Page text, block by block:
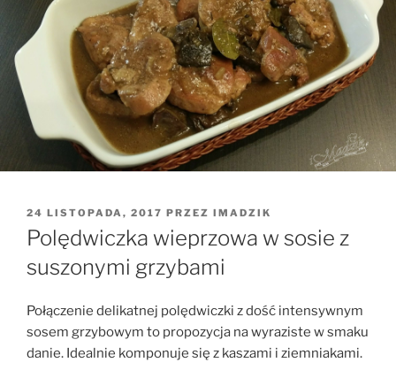
OPUBLIKOWANE
W
24 LISTOPADA, 2017 PRZEZ IMADZIK
Polędwiczka wieprzowa w sosie z
suszonymi grzybami
Połączenie delikatnej polędwiczki z dość intensywnym
sosem grzybowym to propozycja na wyraziste w smaku
danie. Idealnie komponuje się z kaszami i ziemniakami.